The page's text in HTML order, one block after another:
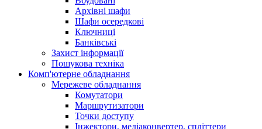
Архівні шафи
Шафи осередкові
Ключниці
Банківські
Захист інформації
Пошукова техніка
Комп'ютерне обладнання
Мережеве обладнання
Комутатори
Маршрутизатори
Точки доступу
Інжектори, медіаконвертер, спліттери